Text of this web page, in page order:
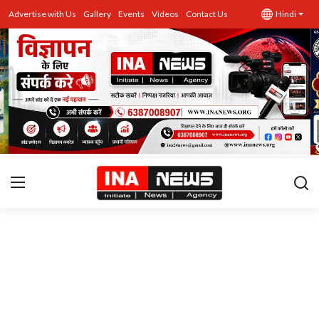
Advertise with Us Gallery Events Videos Contact Us Hindi
उत्तर प्रदेश
Advertise with Us
Events
राज्य